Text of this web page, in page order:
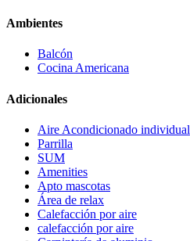
Ambientes
Balcón
Cocina Americana
Adicionales
Aire Acondicionado individual
Parrilla
SUM
Amenities
Apto mascotas
Área de relax
Calefacción por aire
calefacción por aire